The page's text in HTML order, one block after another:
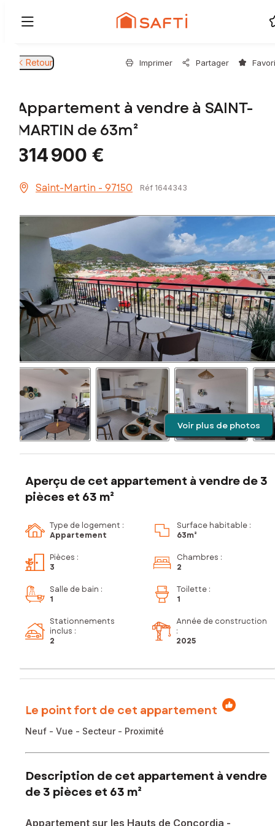
Retour Imprimer Partager
Appartement à vendre à SAINT-
MARTIN de 63m²
314 900 €
Saint-Martin - 97150 Réf 1644343
Voir plus de photos
Aperçu de cet appartement à vendre de 3
pièces et 63 m²
Type de logement :
Appartement
Surface habitable :
63m²
Pièces :
3
Chambres :
2
Salle de bain :
1
Toilette :
1
Stationnements
inclus :
2
Année de construction
:
2025
Le point fort de cet appartement
Neuf - Vue - Secteur - Proximité
Description de cet appartement à vendre
de 3 pièces et 63 m²
Appartement sur les Hauts de Concordia -